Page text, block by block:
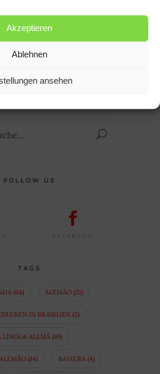
Akzeptieren
Ablehnen
ansehen
Rode. Saiba mais sobre
FOLLOW US
FACEBOOK
TAGS
(64) ALEMÃO (21)
IN BRASILIEN(3)
LÍNGUA ALEMÃ (10)
(14) BAVIERA (4)